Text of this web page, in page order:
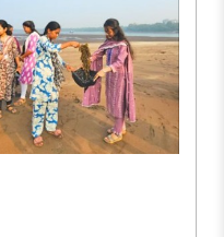
केलेला हा